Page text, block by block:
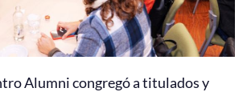
Alumni congregó a titulados y